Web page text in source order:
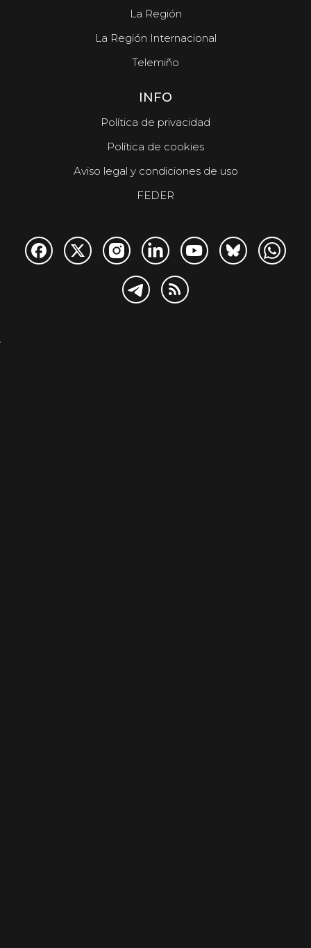
La Región
La Región Internacional
Telemiño
INFO
Política de privacidad
Política de cookies
Aviso legal y condiciones de uso
FEDER